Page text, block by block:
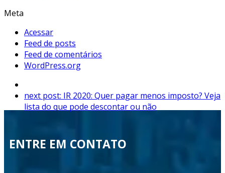
Meta
Acessar
Feed de posts
Feed de comentários
WordPress.org
next post: IR 2020: Quer pagar menos imposto? Veja
lista do que pode descontar ou não
ENTRE EM CONTATO